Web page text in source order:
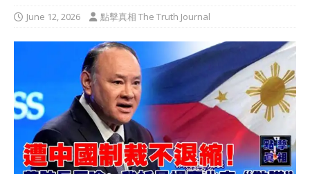
June 12, 2026 點擊真相 The Truth Journal